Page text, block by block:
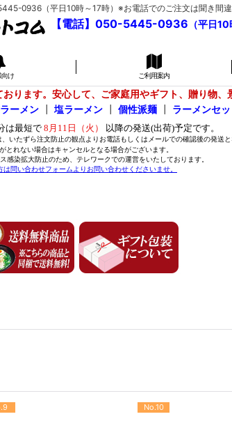
0936（平日10時～17時）※お電話でのご注文は聞き間
【電話】050-5445-0936 （平日
向け ご利用案内
ります。安心して、ご家庭用やギフト、贈り物
ーメン 塩ラーメン 個性派麺 ラーメンセ
No.10